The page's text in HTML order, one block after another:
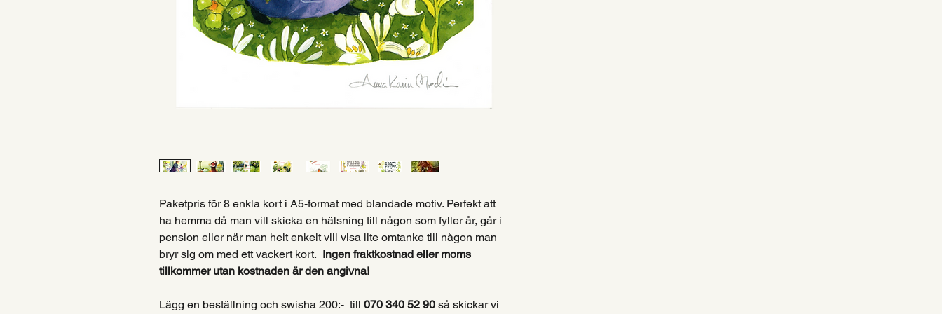
Paketpris för 8 enkla kort i A5-format med blandade motiv. Perfekt att
ha hemma då man vill skicka en hälsning till någon som fyller år, går i
pension eller när man helt enkelt vill visa lite omtanke till någon man
bryr sig om med ett vackert kort. Ingen fraktkostnad eller moms
tillkommer utan kostnaden är den angivna!
Lägg en beställning och swisha 200:- till 070 340 52 90 så skickar vi